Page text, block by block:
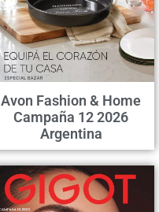
Avon Fashion & Home
Campaña 12 2026
Argentina